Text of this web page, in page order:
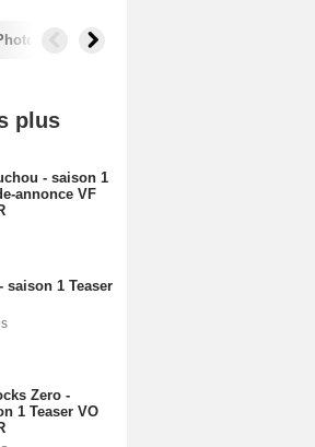
Séries similaires
plus
- saison 1
annonce VF
saison 1 Teaser
Zero -
1 Teaser VO